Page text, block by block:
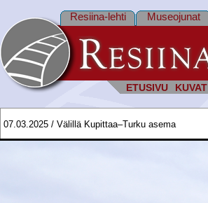
ETUSIVU KUVAT
Resiina-lehti Museojunat
07.03.2025 / Välillä Kupittaa–Turku asema